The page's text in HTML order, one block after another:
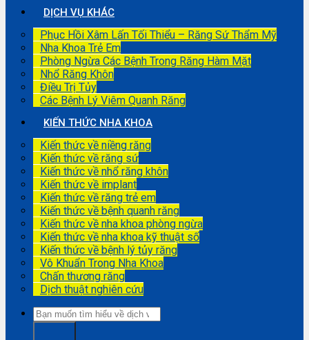
DỊCH VỤ KHÁC
Phục Hồi Xâm Lấn Tối Thiểu – Răng Sứ Thẩm Mỹ
Nha Khoa Trẻ Em
Phòng Ngừa Các Bệnh Trong Răng Hàm Mặt
Nhổ Răng Khôn
Điều Trị Tủy
Các Bệnh Lý Viêm Quanh Răng
KIẾN THỨC NHA KHOA
Kiến thức về niềng răng
Kiến thức về răng sứ
Kiến thức về nhổ răng khôn
Kiến thức về implant
Kiến thức về răng trẻ em
Kiến thức về bệnh quanh răng
Kiến thức về nha khoa phòng ngừa
Kiến thức về nha khoa kỹ thuật số
Kiến thức về bệnh lý tủy răng
Vô Khuẩn Trong Nha Khoa
Chấn thương răng
Dịch thuật nghiên cứu